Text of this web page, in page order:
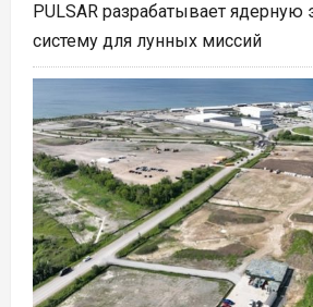
PULSAR разрабатывает ядерную
систему для лунных миссий